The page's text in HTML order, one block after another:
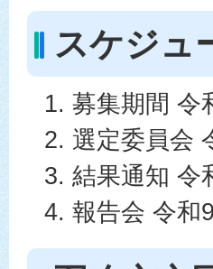
スケジュ
募集期間 令
選定委員会
結果通知 令
報告会 令和